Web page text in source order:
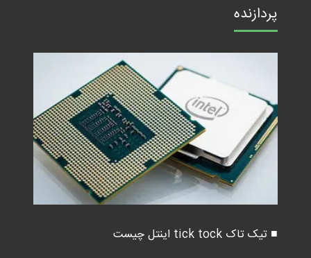
پردازنده
■ تیک تاک tick tock اینتل چیست